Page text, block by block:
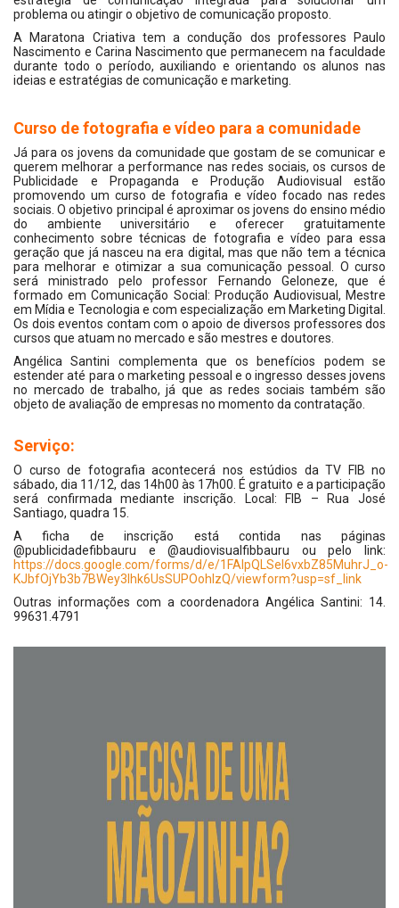
problema ou atingir o objetivo de comunicação proposto.
A Maratona Criativa tem a condução dos professores Paulo
Nascimento e Carina Nascimento que permanecem na faculdade
durante todo o período, auxiliando e orientando os alunos nas
ideias e estratégias de comunicação e marketing.
Curso de fotografia e vídeo para a comunidade
Já para os jovens da comunidade que gostam de se comunicar e
querem melhorar a performance nas redes sociais, os cursos de
Publicidade e Propaganda e Produção Audiovisual estão
promovendo um curso de fotografia e vídeo focado nas redes
sociais. O objetivo principal é aproximar os jovens do ensino médio
do ambiente universitário e oferecer gratuitamente
conhecimento sobre técnicas de fotografia e vídeo para essa
geração que já nasceu na era digital, mas que não tem a técnica
para melhorar e otimizar a sua comunicação pessoal. O curso
será ministrado pelo professor Fernando Geloneze, que é
formado em Comunicação Social: Produção Audiovisual, Mestre
em Mídia e Tecnologia e com especialização em Marketing Digital.
Os dois eventos contam com o apoio de diversos professores dos
cursos que atuam no mercado e são mestres e doutores.
Angélica Santini complementa que os benefícios podem se
estender até para o marketing pessoal e o ingresso desses jovens
no mercado de trabalho, já que as redes sociais também são
objeto de avaliação de empresas no momento da contratação.
Serviço:
O curso de fotografia acontecerá nos estúdios da TV FIB no
sábado, dia 11/12, das 14h00 às 17h00. É gratuito e a participação
será confirmada mediante inscrição. Local: FIB – Rua José
Santiago, quadra 15.
A ficha de inscrição está contida nas páginas
@publicidadefibbauru e @audiovisualfibbauru ou pelo link:
https://docs.google.com/forms/d/e/1FAIpQLSel6vxbZ85MuhrJ_o-
KJbfOjYb3b7BWey3lhk6UsSUPOohIzQ/viewform?usp=sf_link
Outras informações com a coordenadora Angélica Santini: 14.
99631.4791